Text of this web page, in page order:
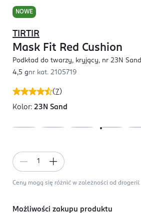
NOWE
( 7)
TIRTIR
Mask Fit Red Cushion
Podkład do twarzy, kryjący, nr 23N Sand
4,5 gnr kat. 2105719
Kolor: 23N Sand
Ceny mogą się różnić w zależności od drogerii.
Możliwości zakupu produktu